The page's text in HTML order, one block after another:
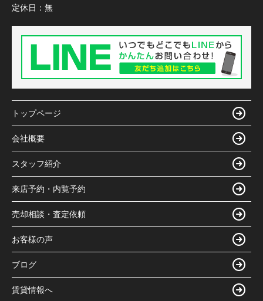
定休日： 無
トップページ
会社概要
スタッフ紹介
来店予約・内覧予約
売却相談・査定依頼
お客様の声
ブログ
賃貸情報へ